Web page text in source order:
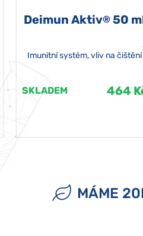
Deimun Aktiv® 50
Imunitní systém, vliv na čištění
SKLADEM 464
MÁME